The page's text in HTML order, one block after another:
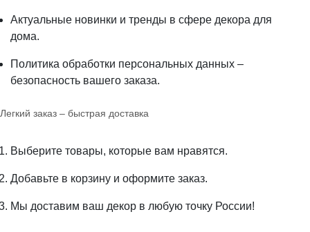
Актуальные новинки и тренды в сфере декора для
дома.
Политика обработки персональных данных –
безопасность вашего заказа.
Легкий заказ – быстрая доставка
Выберите товары, которые вам нравятся.
Добавьте в корзину и оформите заказ.
Мы доставим ваш декор в любую точку России!